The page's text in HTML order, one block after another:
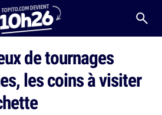
de tournages
les coins à visiter